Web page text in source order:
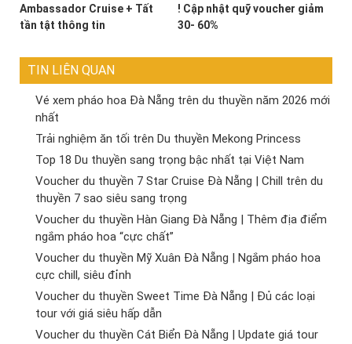
Ambassador Cruise + Tất
tần tật thông tin
! Cập nhật quỹ voucher giảm
30- 60%
TIN LIÊN QUAN
Vé xem pháo hoa Đà Nẵng trên du thuyền năm 2026 mới
nhất
Trải nghiệm ăn tối trên Du thuyền Mekong Princess
Top 18 Du thuyền sang trọng bậc nhất tại Việt Nam
Voucher du thuyền 7 Star Cruise Đà Nẵng | Chill trên du
thuyền 7 sao siêu sang trọng
Voucher du thuyền Hàn Giang Đà Nẵng | Thêm địa điểm
ngắm pháo hoa “cực chất”
Voucher du thuyền Mỹ Xuân Đà Nẵng | Ngắm pháo hoa
cực chill, siêu đỉnh
Voucher du thuyền Sweet Time Đà Nẵng | Đủ các loại
tour với giá siêu hấp dẫn
Voucher du thuyền Cát Biển Đà Nẵng | Update giá tour